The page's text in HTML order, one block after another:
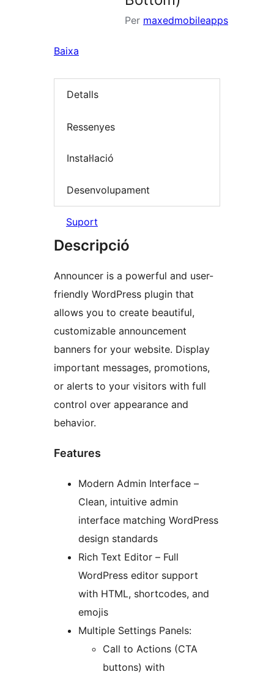
Per maxedmobileapps
Baixa
Detalls
Ressenyes
Instal·lació
Desenvolupament
Suport
Descripció
Announcer is a powerful and user-
friendly WordPress plugin that
allows you to create beautiful,
customizable announcement
banners for your website. Display
important messages, promotions,
or alerts to your visitors with full
control over appearance and
behavior.
Features
Modern Admin Interface –
Clean, intuitive admin
interface matching WordPress
design standards
Rich Text Editor – Full
WordPress editor support
with HTML, shortcodes, and
emojis
Multiple Settings Panels:
Call to Actions (CTA
buttons) with